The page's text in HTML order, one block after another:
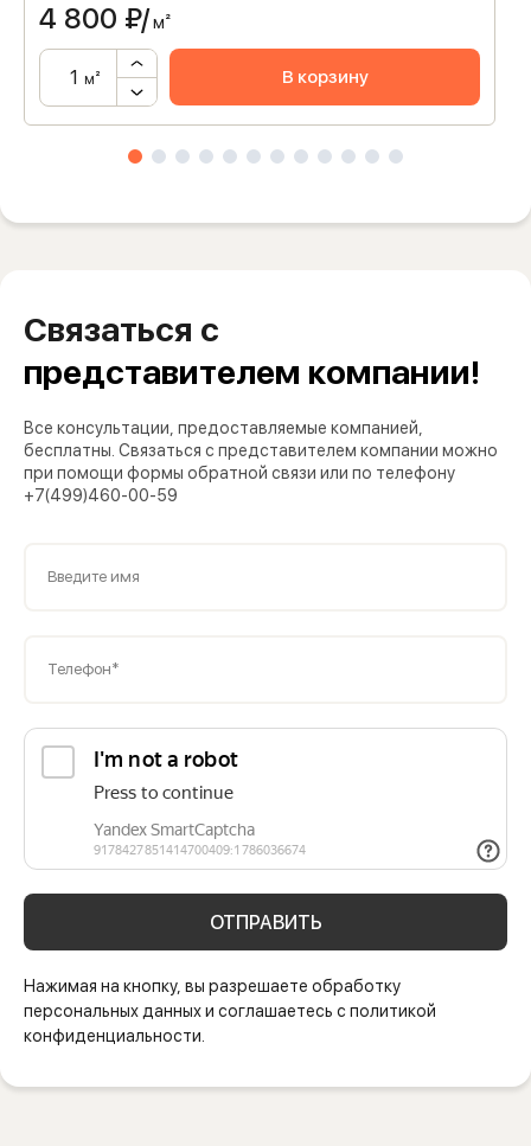
4 800 ₽/м²
м² В корзину
Связаться с
представителем компании!
Все консультации, предоставляемые компанией,
бесплатны. Связаться с представителем компании можно
при помощи формы обратной связи или по телефону
+7(499)460-00-59
Введите имя
Телефон*
ОТПРАВИТЬ
Нажимая на кнопку, вы разрешаете обработку
персональных данных и соглашаетесь с политикой
конфиденциальности.